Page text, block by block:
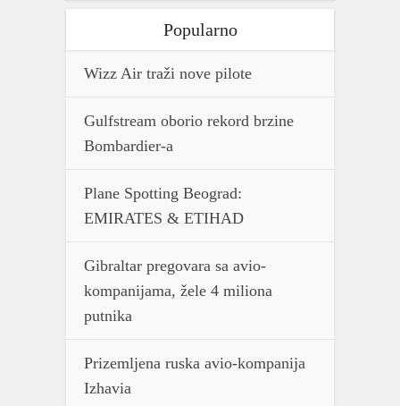
Popularno
Wizz Air traži nove pilote
Gulfstream oborio rekord brzine
Bombardier-a
Plane Spotting Beograd:
EMIRATES & ETIHAD
Gibraltar pregovara sa avio-
kompanijama, žele 4 miliona
putnika
Prizemljena ruska avio-kompanija
Izhavia